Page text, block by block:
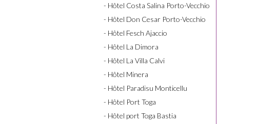
- Hôtel Costa Salina Porto-Vecchio
- Hôtel Don Cesar Porto-Vecchio
- Hôtel Fesch Ajaccio
- Hôtel La Dimora
- Hôtel La Villa Calvi
- Hôtel Minera
- Hôtel Paradisu Monticellu
- Hôtel Port Toga
- Hôtel port Toga Bastia